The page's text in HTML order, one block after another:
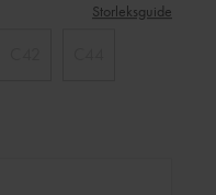
Storleksguide